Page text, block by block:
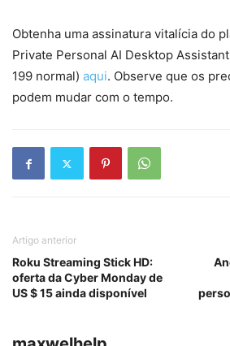
Obtenha uma assinatura vitalícia do
Private Personal AI Desktop
199 normal) aqui. Observe que os
podem mudar com o tempo.
Artigo anterior
Roku Streaming Stick HD:
oferta da Cyber ​​Monday de
US $ 15 ainda disponível